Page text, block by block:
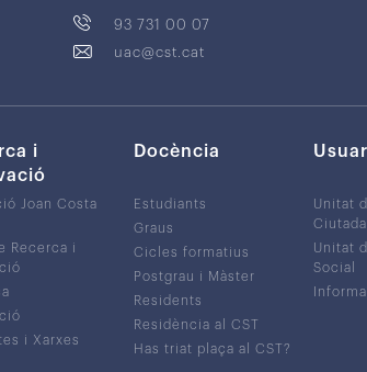
93 731 00 07
uac@cst.cat
i
Joan Costa
Recerca i
i Xarxes
Docència
Estudiants
Graus
Cicles formatius
Postgrau i Màster
Residents
Residència al CST
Has triat plaça al CST?
Unitat
Unitat
Social